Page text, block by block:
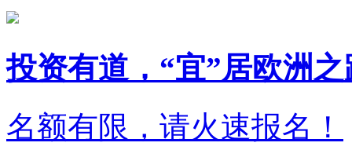
投资有道，“宜”居欧洲之
名额有限，请火速报名！